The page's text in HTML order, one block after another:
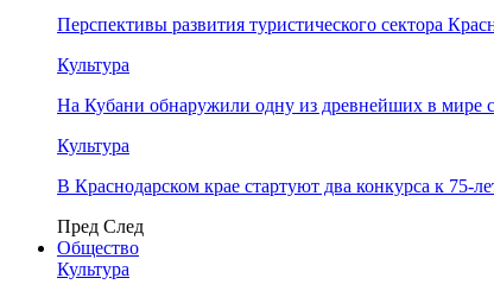
Перспективы развития туристического сектора
Культура
На Кубани обнаружили одну из древнейших в мире
Культура
В Краснодарском крае стартуют два конкурса к
Пред След
Общество
Культура